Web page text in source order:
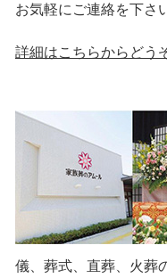
お気軽にご連絡を下さ
詳細はこちらからどう
儀、葬式、直葬、火葬